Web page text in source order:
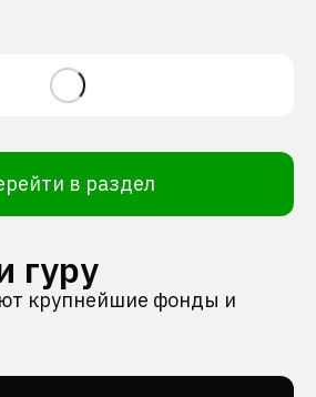
в раздел
гуру
крупнейшие фонды и